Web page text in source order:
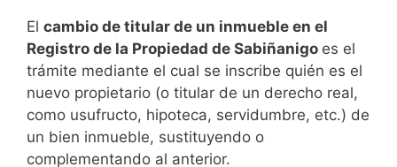
El cambio de titular de un inmueble en el
Registro de la Propiedad de Sabiñanigo es el
trámite mediante el cual se inscribe quién es el
nuevo propietario (o titular de un derecho real,
como usufructo, hipoteca, servidumbre, etc.) de
un bien inmueble, sustituyendo o
complementando al anterior.